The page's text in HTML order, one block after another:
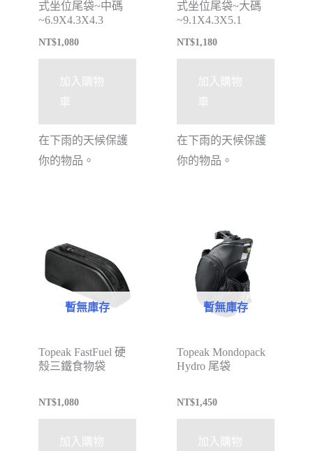
式坐位尾袋~中碼
~6.9X4.3X4.3
NT$1,080
加入購物
車
在下雨的天候保護
你的物品。
式坐位尾袋~大碼
~9.1X4.3X5.1
NT$1,180
加入購物
車
在下雨的天候保護
你的物品。
暫無庫存
Topeak FastFuel 硬
殼三鐵食物袋
NT$1,080
加入購物
暫無庫存
Topeak Mondopack
Hydro 尾袋
NT$1,450
加入購物